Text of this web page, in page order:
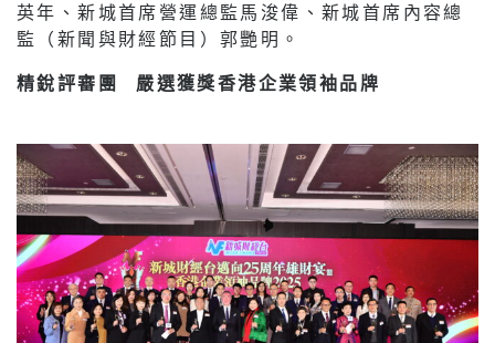
英年、新城首席營運總監馬浚偉、新城首席內容總
監（新聞與財經節目）郭艷明。
精銳評審團 嚴選獲獎香港企業領袖品牌